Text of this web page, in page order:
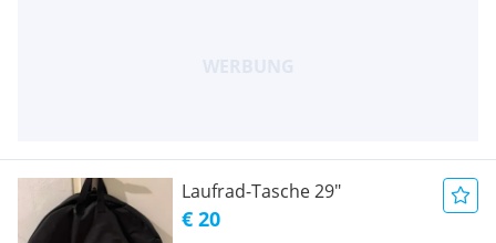
Laufrad-Tasche 29"
€ 20